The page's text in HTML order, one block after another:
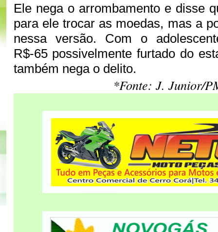
Ele nega o arrombamento e disse
para ele trocar as moedas, mas a
nessa versão. Com o
R$-65 possivelmente furtado do
também nega o delito.
*Fonte: J. Junior/